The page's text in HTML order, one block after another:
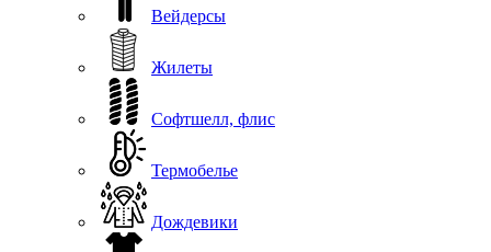
Вейдерсы
Жилеты
Софтшелл, флис
Термобелье
Дождевики